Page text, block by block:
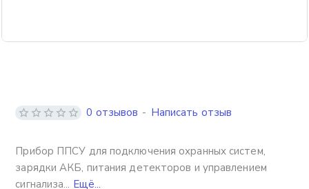
Прибор ППСУ для подключения охранных систем,
зарядки АКБ, питания детекторов и управлением
сигнализа... Ещё...
0 отзывов - Написать отзыв